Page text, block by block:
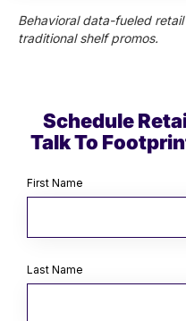
Behavioral data-fueled
traditional shelf promos.
Schedule
Talk To
First Name
Last Name